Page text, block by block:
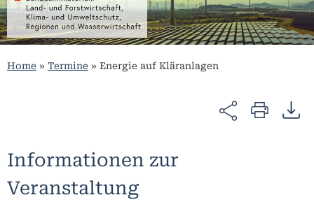
Home » Termine » Energie auf Kläranlagen
Informationen zur
Veranstaltung